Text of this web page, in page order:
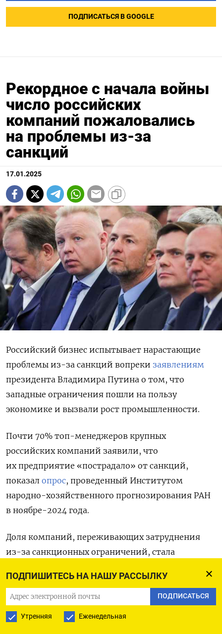
ПОДПИШИТЕСЬ НА НАШУ РАССЫЛКУ
ПОДПИСАТЬСЯ
Утренняя Еженедельная
ПОДПИСАТЬСЯ В GOOGLE
Рекордное с начала войны
число российских
компаний пожаловались
на проблемы из-за
санкций
17.01.2025
Российский бизнес испытывает нарастающие
проблемы из-за санкций вопреки заявлениям
президента Владимира Путина о том, что
западные ограничения пошли на пользу
экономике и вызвали рост промышленности.
Почти 70% топ-менеджеров крупных
российских компаний заявили, что
их предприятие «пострадало» от санкций,
показал опрос, проведенный Институтом
народно-хозяйственного прогнозирования РАН
в ноябре-2024 года.
Доля компаний, переживающих затруднения
из-за санкционных ограничений, стала
года на проблемы жаловались 59,2% компаний,
к концу 2022 года из доля выросла до 66,2%,
к весне 2023 года снизилась до 60,6%, а затем